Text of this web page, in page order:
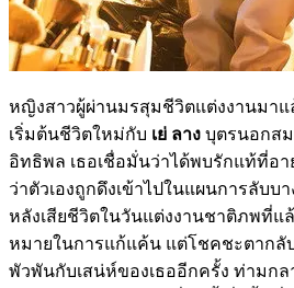
หญิงสาวผู้ผ่านมรสุมชีวิตแต่งงานมาแ
เริ่มต้นชีวิตใหม่กับ เย่ ลาง บุตรนอกส
อิทธิพล เธอเชื่อมั่นว่าได้พบรักแท้ที่อ
ว่าตัวเองถูกดึงเข้าไปในแผนการลับบา
หลังเสียชีวิตในวันแต่งงานชาติภพที่แ
หมายในการแก้แค้น แต่โชคชะตากลั
พัวพันกับเสน่ห์ของเธออีกครั้ง ท่ามก